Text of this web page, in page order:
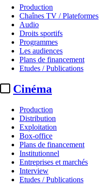
Production
Chaînes TV / Plateformes
Audio
Droits sportifs
Programmes
Les audiences
Plans de financement
Etudes / Publications
Cinéma
Production
Distribution
Exploitation
Box-office
Plans de financement
Institutionnel
Entreprises et marchés
Interview
Etudes / Publications